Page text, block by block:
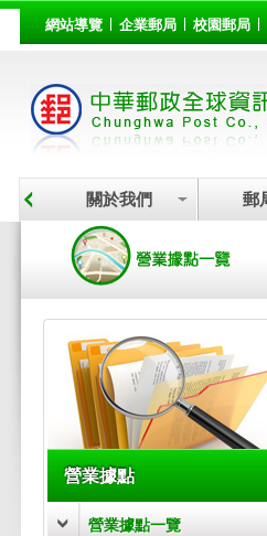
::: 網站導覽 企業郵局 校園郵局
關於我們 郵
營業據點
營業據點一覽